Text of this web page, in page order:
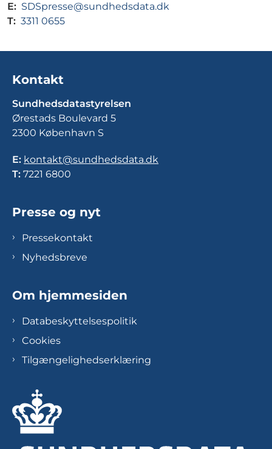
E: SDSpresse@sundhedsdata.dk
T: 3311 0655
Kontakt
Sundhedsdatastyrelsen
Ørestads Boulevard 5
2300 København S
E: kontakt@sundhedsdata.dk
T: 7221 6800
Presse og nyt
Pressekontakt
Nyhedsbreve
Om hjemmesiden
Databeskyttelsespolitik
Cookies
Tilgængelighedserklæring